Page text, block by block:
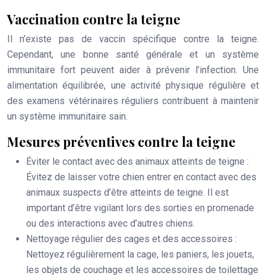
Vaccination contre la teigne
Il n’existe pas de vaccin spécifique contre la teigne.
Cependant, une bonne santé générale et un système
immunitaire fort peuvent aider à prévenir l’infection. Une
alimentation équilibrée, une activité physique régulière et
des examens vétérinaires réguliers contribuent à maintenir
un système immunitaire sain.
Mesures préventives contre la teigne
Éviter le contact avec des animaux atteints de teigne :
Évitez de laisser votre chien entrer en contact avec des
animaux suspects d’être atteints de teigne. Il est
important d’être vigilant lors des sorties en promenade
ou des interactions avec d’autres chiens.
Nettoyage régulier des cages et des accessoires :
Nettoyez régulièrement la cage, les paniers, les jouets,
les objets de couchage et les accessoires de toilettage